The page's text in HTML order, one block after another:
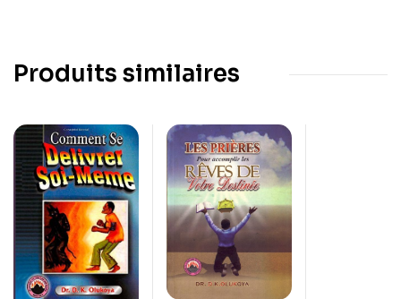
Produits similaires